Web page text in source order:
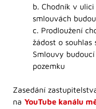
b. Chodník v
smlouvách
c. Prodloužení
žádost o souhlas
Smlouvy
pozemku
Zasedání
na YouTube kanálu